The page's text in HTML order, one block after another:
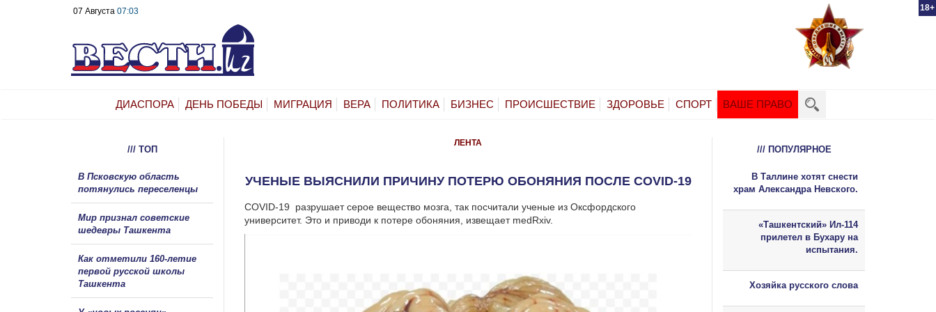
18+
07 Августа 07:03
ДИАСПОРА ДЕНЬ ПОБЕДЫ МИГРАЦИЯ ВЕРА ПОЛИТИКА БИЗНЕС ПРОИСШЕСТВИЕ ЗДОРОВЬЕ СПОРТ ВАШЕ ПРАВО
ЛЕНТА
УЧЕНЫЕ ВЫЯСНИЛИ ПРИЧИНУ ПОТЕРЮ ОБОНЯНИЯ ПОСЛЕ COVID-19
COVID-19 разрушает серое вещество мозга, так посчитали ученые из Оксфордского
университет. Это и приводи к потере обоняния, извещает medRxiv.
/// ТОП
В Псковскую область
потянулись переселенцы
Мир признал советские
шедевры Ташкента
Как отметили 160-летие
первой русской школы
Ташкента
/// ПОПУЛЯРНОЕ
В Таллине хотят снести
храм Александра Невского.
«Ташкентский» Ил-114
прилетел в Бухару на
испытания.
Хозяйка русского слова